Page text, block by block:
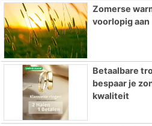
Zomerse
voorlopig aan
Betaalbare
bespaar je
kwaliteit